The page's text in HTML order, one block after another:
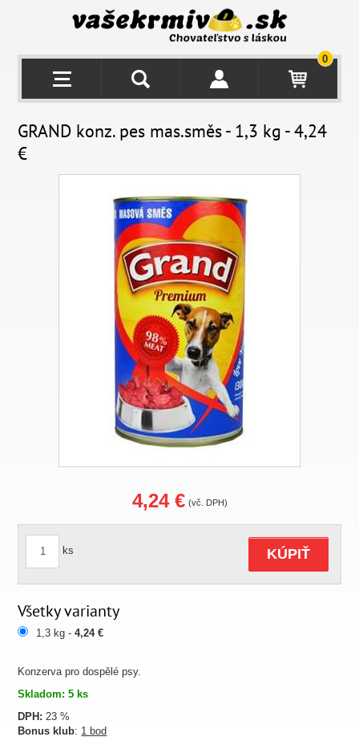
0
GRAND konz. pes mas.směs - 1,3 kg - 4,24
€
Konzerva pro dospělé psy.
Skladom: 5 ks
DPH: 23 %
Bonus klub: 1 bod
4,24 € (vč. DPH)
ks KÚPIŤ
Všetky varianty
1,3 kg -4,24 €